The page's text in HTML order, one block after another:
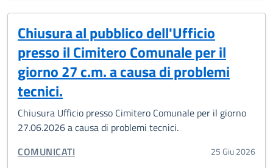
Chiusura al pubblico dell'Ufficio
presso il Cimitero Comunale per il
giorno 27 c.m. a causa di problemi
tecnici.
Chiusura Ufficio presso Cimitero Comunale per il giorno
27.06.2026 a causa di problemi tecnici.
CATEGORIA CORRELATA:
COMUNICATI 25 Giu 2026